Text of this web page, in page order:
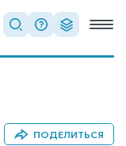
ПОДЕЛИТЬСЯ